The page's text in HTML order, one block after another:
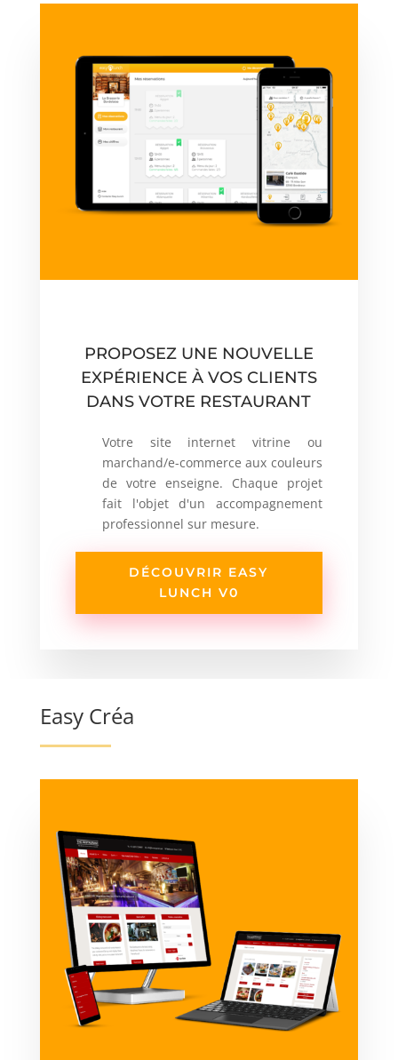
PROPOSEZ UNE NOUVELLE
EXPÉRIENCE À VOS CLIENTS
DANS VOTRE RESTAURANT
Votre site internet vitrine ou
marchand/e-commerce aux couleurs
de votre enseigne. Chaque projet
fait l'objet d'un accompagnement
professionnel sur mesure.
DÉCOUVRIR EASY
LUNCH V0
Easy Créa